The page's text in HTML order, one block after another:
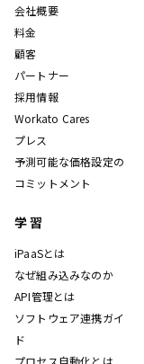
会社概要
料金
顧客
パートナー
採用情報
Workato Cares
プレス
予測可能な価格設定の
コミットメント
学習
iPaaSとは
なぜ組み込みなのか
API管理とは
ソフトウェア連携ガイ
ド
プロセス自動化とは